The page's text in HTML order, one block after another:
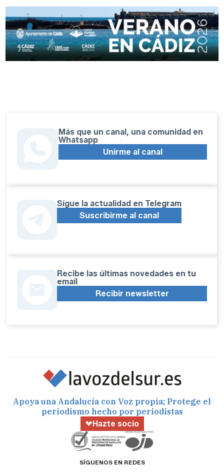
Más que un canal, una comunidad en
Whatsapp
Unirme al canal
Sígue la actualidad en Telegram
Suscribirme al canal
Recibe las últimas novedades en tu
email
Recibir newsletter
Apoya una Andalucía con Voz propia; Protege el
periodismo hecho por periodistas
Hazte socio
SÍGUENOS EN REDES